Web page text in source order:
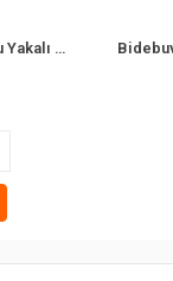
Bidebuvar Kadın Kısa Kollu Yakalı Onu Düğmeli File Detaylı Modal Ceket Ve Pantolon Ikili Tanım